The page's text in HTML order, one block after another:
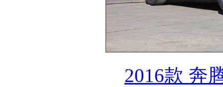
2016款 奔